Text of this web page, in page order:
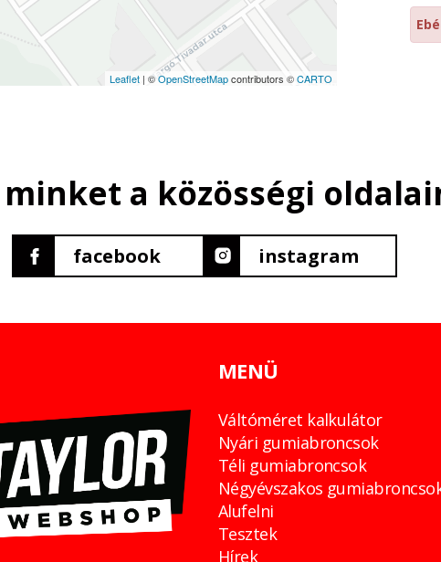
Leaflet | ©OpenStreetMapcontributors ©CARTO
minket a közösségi
facebook instagram
MENÜ
Váltóméret kalkulátor
Nyári gumiabroncsok
Téli gumiabroncsok
Négyévszakos
Alufelni
Tesztek
Hírek